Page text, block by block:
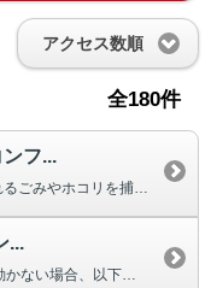
アクセス数順
全180件
フ...
...
セレクターレバーが[P]（パーキング）から動かない場合、以下を確認してくだ...